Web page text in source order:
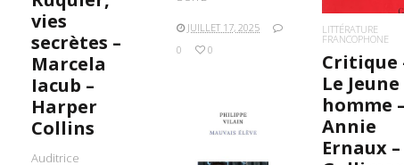
JUILLET 17, 2025
0
0
vies
secrètes –
Marcela
Iacub –
Harper
Collins
Auditrice
LITTÉRATURE
FRANCOPHONE
Critique
Le Jeune
homme –
Annie
Ernaux –